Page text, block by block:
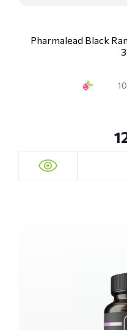
Pharmalead Black